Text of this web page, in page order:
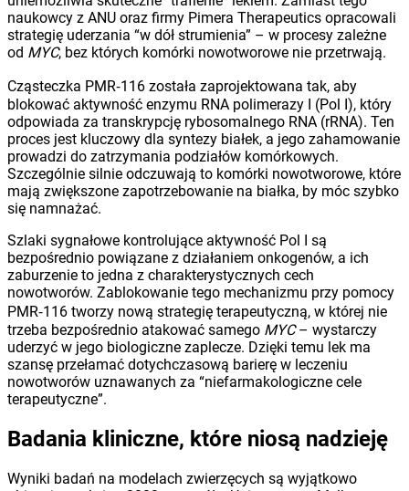
naukowcy z ANU oraz firmy Pimera Therapeutics opracowali
strategię uderzania “w dół strumienia” – w procesy zależne
od MYC, bez których komórki nowotworowe nie przetrwają.
Cząsteczka PMR‑116 została zaprojektowana tak, aby
blokować aktywność enzymu RNA polimerazy I (Pol I), który
odpowiada za transkrypcję rybosomalnego RNA (rRNA). Ten
proces jest kluczowy dla syntezy białek, a jego zahamowanie
prowadzi do zatrzymania podziałów komórkowych.
Szczególnie silnie odczuwają to komórki nowotworowe, które
mają zwiększone zapotrzebowanie na białka, by móc szybko
się namnażać.
Szlaki sygnałowe kontrolujące aktywność Pol I są
bezpośrednio powiązane z działaniem onkogenów, a ich
zaburzenie to jedna z charakterystycznych cech
nowotworów. Zablokowanie tego mechanizmu przy pomocy
PMR‑116 tworzy nową strategię terapeutyczną, w której nie
trzeba bezpośrednio atakować samego MYC– wystarczy
uderzyć w jego biologiczne zaplecze. Dzięki temu lek ma
szansę przełamać dotychczasową barierę w leczeniu
nowotworów uznawanych za “niefarmakologiczne cele
terapeutyczne”.
Badania kliniczne, które niosą nadzieję
Wyniki badań na modelach zwierzęcych są wyjątkowo